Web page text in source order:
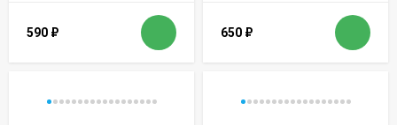
590 ₽ 650 ₽